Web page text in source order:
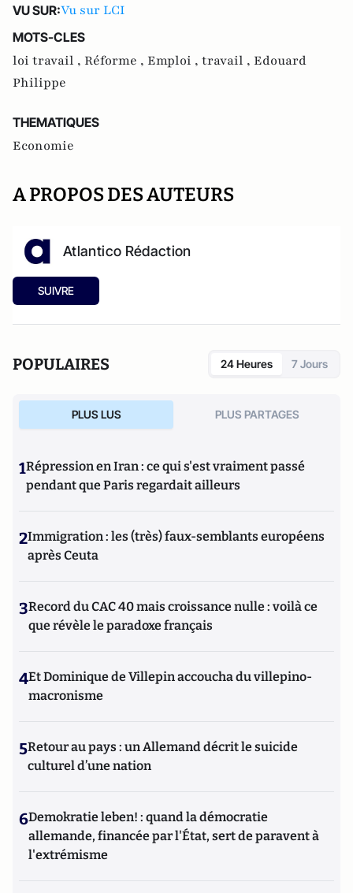
VU SUR:Vu sur LCI
MOTS-CLES
loi travail , Réforme , Emploi , travail , Edouard
Philippe
THEMATIQUES
Economie
A PROPOS DES AUTEURS
Atlantico Rédaction
SUIVRE
POPULAIRES 24 Heures 7 Jours
PLUS LUS PLUS PARTAGES
1Répression en Iran : ce qui s'est vraiment passé
pendant que Paris regardait ailleurs
2Immigration : les (très) faux-semblants européens
après Ceuta
3Record du CAC 40 mais croissance nulle : voilà ce
que révèle le paradoxe français
4Et Dominique de Villepin accoucha du villepino-
macronisme
5Retour au pays : un Allemand décrit le suicide
culturel d’une nation
6Demokratie leben! : quand la démocratie
allemande, financée par l'État, sert de paravent à
l'extrémisme